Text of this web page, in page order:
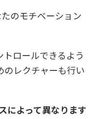
のモチベーション
ロールできるよう
のレクチャーも行い
によって異なります